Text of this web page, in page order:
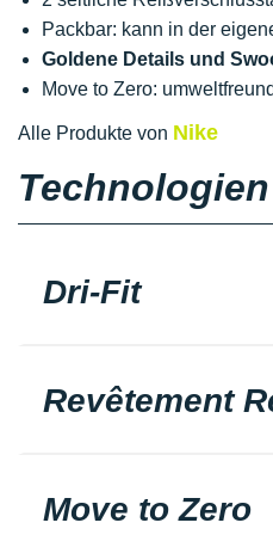
Packbar: kann in der
Goldene Details und
Move to Zero:
Alle Produkte von Nike
Technologien
Dri-Fit
Revêtement
Move to Zero